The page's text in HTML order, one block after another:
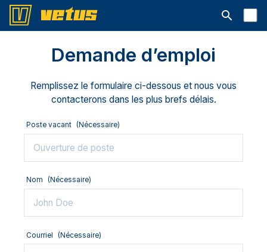
Ouvrir la
Demande d’emploi
Remplissez le formulaire ci-dessous et nous vous
contacterons dans les plus brefs délais.
Poste vacant (Nécessaire)
Nom (Nécessaire)
Courriel (Nécessaire)